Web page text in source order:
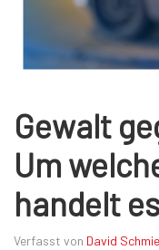
Gewalt
Um
handelt
Verfasst von David